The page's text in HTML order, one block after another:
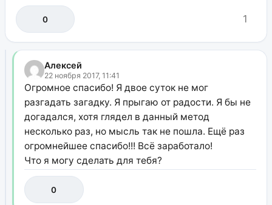
0 1
Алексей
22 ноября 2017, 11:41
Огромное спасибо! Я двое суток не мог
разгадать загадку. Я прыгаю от радости. Я бы не
догадался, хотя глядел в данный метод
несколько раз, но мысль так не пошла. Ещё раз
огромнейшее спасибо!!! Всё заработало!
Что я могу сделать для тебя?
0